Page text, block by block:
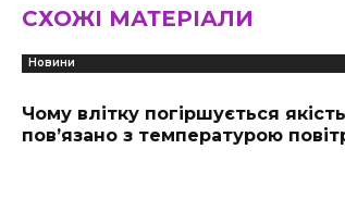
СХОЖІ МАТЕРІАЛИ
Новини
Чому влітку погіршується
пов’язано з температурою